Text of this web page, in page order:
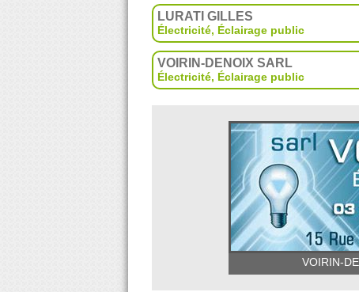
LURATI GILLES
Électricité, Éclairage public
VOIRIN-DENOIX SARL
Électricité, Éclairage public
VOIRIN-